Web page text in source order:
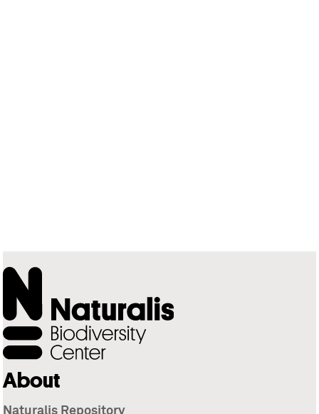
About
Naturalis Repository